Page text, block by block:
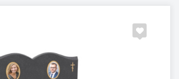
ДОПОЛНИТЕЛЬНЫЙ ДЕКОР